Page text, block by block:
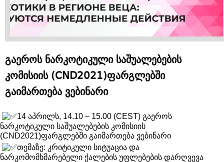
გაეროს ნარკოტიკული საშუალებების
კომისიის (CND2021)ფარგლებში
გაიმართება ვებინარი
14 აპრილს, 14.10 – 15.00 (CEST) გაეროს
ნარკოტიკული საშუალებების კომისიის
(CND2021)ფარგლებში გაიმართება ვებინარი
თემაზე: კრიტიკული სიტუაცია და
ნარკომომხმარებელი ქალების უფლებების დარღვევა